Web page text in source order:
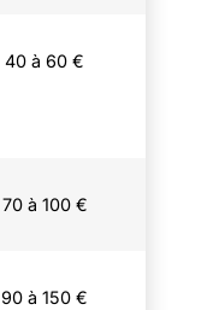
40 à 60 €
70 à 100 €
90 à 150 €